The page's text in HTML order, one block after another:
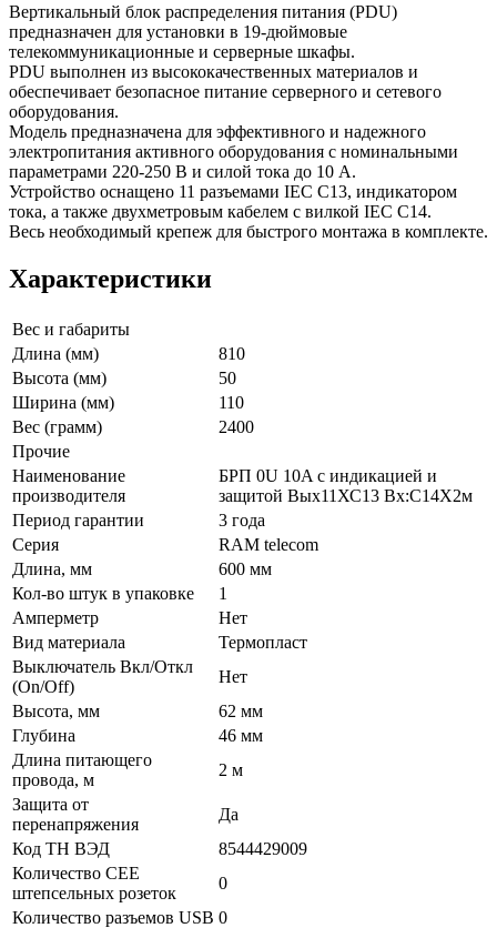
Вертикальный блок распределения питания (PDU)
предназначен для установки в 19-дюймовые
телекоммуникационные и серверные шкафы.
PDU выполнен из высококачественных материалов и
обеспечивает безопасное питание серверного и сетевого
оборудования.
Модель предназначена для эффективного и надежного
электропитания активного оборудования с номинальными
параметрами 220-250 В и силой тока до 10 А.
Устройство оснащено 11 разъемами IEC C13, индикатором
тока, а также двухметровым кабелем с вилкой IEC C14.
Весь необходимый крепеж для быстрого монтажа в комплекте.
Характеристики
Вес и габариты
Длина (мм)
810
Высота (мм)
50
Ширина (мм)
110
Вес (грамм)
2400
Прочие
Наименование
производителя
БРП 0U 10A с индикацией и
защитой Вых11ХС13 Вх:С14Х2м
Период гарантии
3 года
Серия
RAM telecom
Длина, мм
600 мм
Кол-во штук в упаковке
1
Амперметр
Нет
Вид материала
Термопласт
Выключатель Вкл/Откл
(On/Off)
Нет
Высота, мм
62 мм
Глубина
46 мм
Длина питающего
провода, м
2 м
Защита от
перенапряжения
Да
Код ТН ВЭД
8544429009
Количество CEE
штепсельных розеток
0
Количество разъемов USB 0